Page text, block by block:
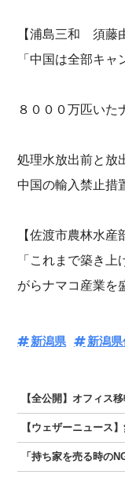
【浦島三和 須藤
「中国は全部キ
８０００万匹いた
処理水放出前と放
中国の輸入禁止措
【佐渡市農林水
「これまで築き
がらナマコ産業を
新潟県 新潟
【全公開】オフィス
【ウェザーニュース
「持ち家を売る時の